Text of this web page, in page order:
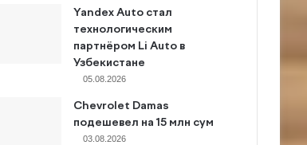
Yandex Auto стал
технологическим
партнёром Li Auto в
Узбекистане
05.08.2026
Chevrolet Damas
подешевел на 15 млн сум
03.08.2026